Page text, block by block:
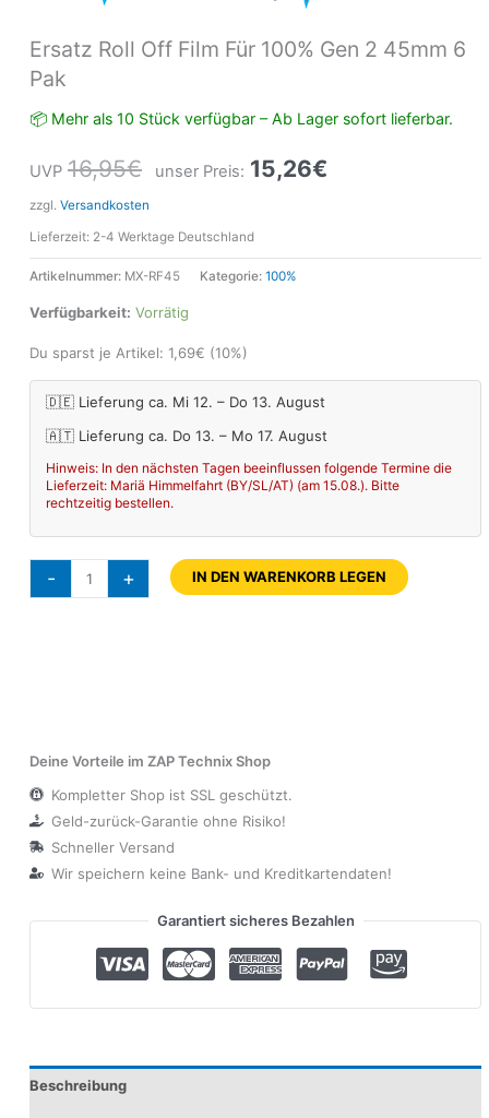
Ersatz Roll Off Film Für 100% Gen 2 45mm 6
Pak
📦 Mehr als 10 Stück verfügbar – Ab Lager sofort lieferbar.
UVP 16,95€ unser Preis: 15,26€
zzgl. Versandkosten
Lieferzeit: 2-4 Werktage Deutschland
Artikelnummer: MX-RF45 Kategorie: 100%
Verfügbarkeit: Vorrätig
Du sparst je Artikel: 1,69€ (10%)
🇩🇪 Lieferung ca. Mi 12. – Do 13. August
🇦🇹 Lieferung ca. Do 13. – Mo 17. August
Hinweis: In den nächsten Tagen beeinflussen folgende Termine die
Lieferzeit: Mariä Himmelfahrt (BY/SL/AT) (am 15.08.). Bitte
rechtzeitig bestellen.
- + IN DEN WARENKORB LEGEN
Deine Vorteile im ZAP Technix Shop
Kompletter Shop ist SSL geschützt.
Geld-zurück-Garantie ohne Risiko!
Schneller Versand
Wir speichern keine Bank- und Kreditkartendaten!
Garantiert sicheres Bezahlen
Beschreibung